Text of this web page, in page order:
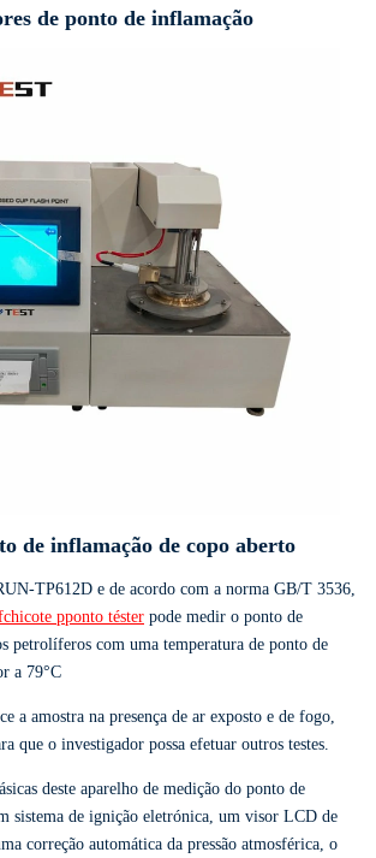
de ponto de inflamação
de inflamação de copo aberto
TP612D e de acordo com a norma GB/T 3536,
chicote pponto téster pode medir o ponto de
petrolíferos com uma temperatura de ponto de
a 79°C
a amostra na presença de ar exposto e de fogo,
que o investigador possa efetuar outros testes.
deste aparelho de medição do ponto de
sistema de ignição eletrónica, um visor LCD de
correção automática da pressão atmosférica, o